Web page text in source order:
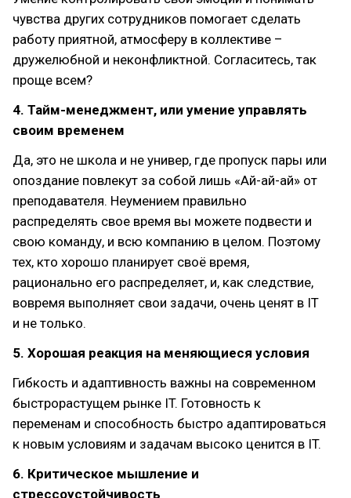
чувства других сотрудников помогает сделать
работу приятной, атмосферу в коллективе –
дружелюбной и неконфликтной. Согласитесь, так
проще всем?
4. Тайм-менеджмент, или умение управлять
своим временем
Да, это не школа и не универ, где пропуск пары или
опоздание повлекут за собой лишь «Ай-ай-ай» от
преподавателя. Неумением правильно
распределять свое время вы можете подвести и
свою команду, и всю компанию в целом. Поэтому
тех, кто хорошо планирует своё время,
рационально его распределяет, и, как следствие,
вовремя выполняет свои задачи, очень ценят в IT
и не только.
5. Хорошая реакция на меняющиеся условия
Гибкость и адаптивность важны на современном
быстрорастущем рынке IT. Готовность к
переменам и способность быстро адаптироваться
к новым условиям и задачам высоко ценится в IT.
6. Критическое мышление и
стрессоустойчивость